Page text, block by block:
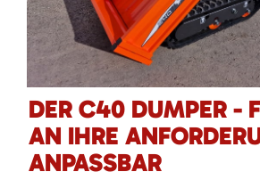
DER C40 DUMPER -
AN IHRE
ANPASSBAR